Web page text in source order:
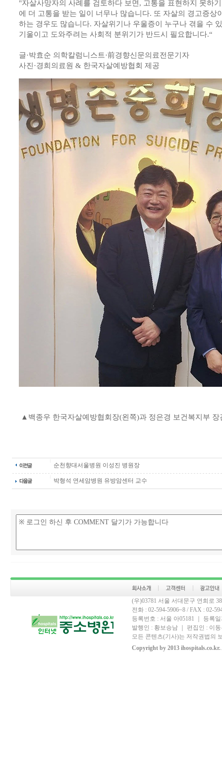
"자살사망자의 사례를 검토하다 보면, 고통을 표현하지 못하
에 더 고통을 받는 일이 너무나 많습니다. 또 자살의 경고증상
하는 경우도 많습니다. 자살위기나 우울증이 누구나 겪을 수
기울이고 도와주려는 사회적 분위기가 반드시 필요합니다.“
글·박효순 의학칼럼니스트·前경향신문의료전문기자
사진·경희의료원 & 한국자살예방협회 제공
▲백종우 한국자살예방협회장(왼쪽)과 정은경 보건복지부 장
순천향대서울병원 이성진 병원장
박형석 연세암병원 유방암센터 교수
(우)03781 서울 서대문구 연희로
전화 : 02-594-5906~8 / FAX : 02-
등록번호 : 서울 아05181 ｜ 등록
발행인 : 황보승남 ｜ 편집인 : 이
모든 콘텐츠(기사)는 저작권법의
Copyright by 2013 ihospitals.co.kr.